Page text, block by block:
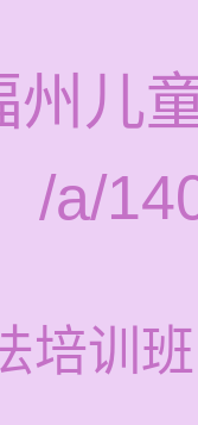
州儿
/a/
培训